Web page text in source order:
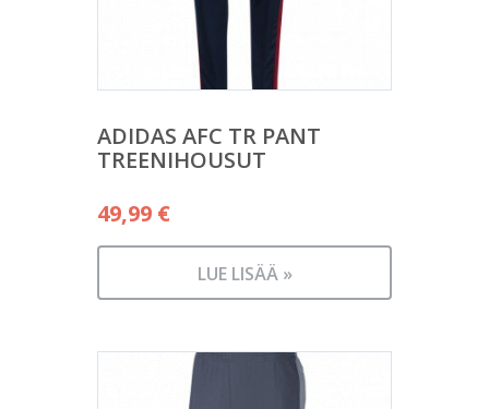
ADIDAS AFC TR PANT
TREENIHOUSUT
49,99 €
LUE LISÄÄ »